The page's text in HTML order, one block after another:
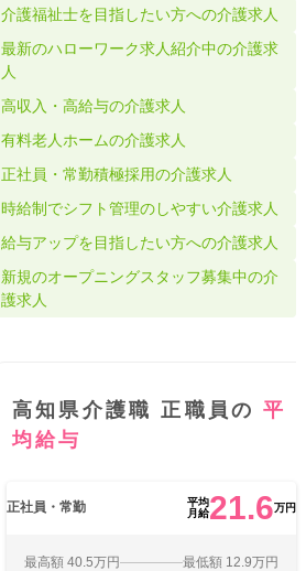
介護福祉士を目指したい方への介護求人
最新のハローワーク求人紹介中の介護求
人
高収入・高給与の介護求人
有料老人ホームの介護求人
正社員・常勤積極採用の介護求人
時給制でシフト管理のしやすい介護求人
給与アップを目指したい方への介護求人
新規のオープニングスタッフ募集中の介
護求人
高知県介護職 正職員の平
均給与
正社員・常勤
平均
月給21.6万円
最高額 40.5万円 最低額 12.9万円